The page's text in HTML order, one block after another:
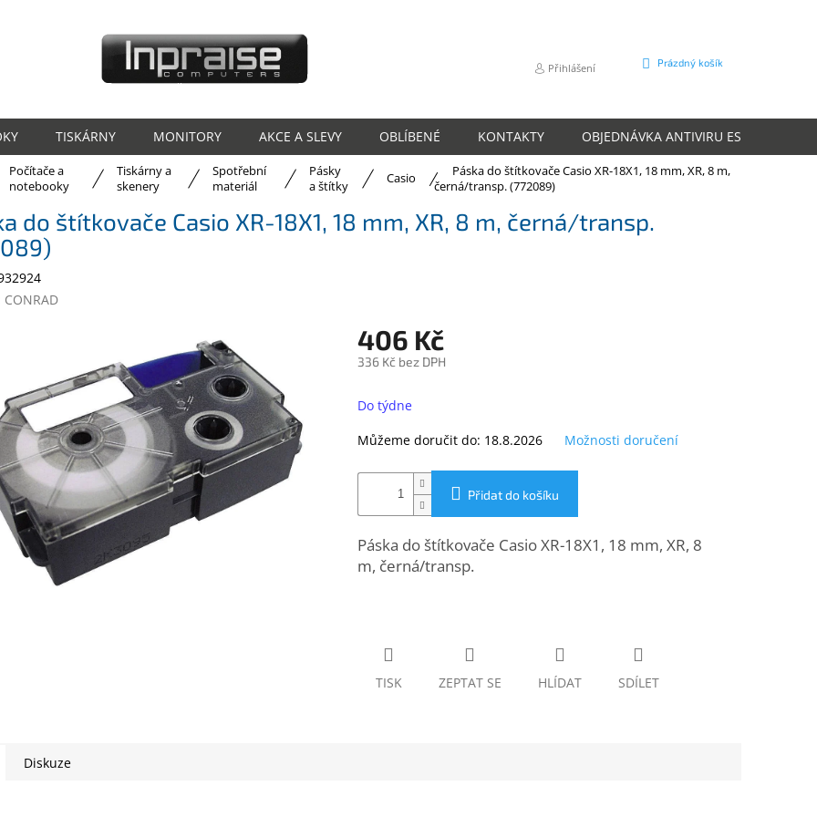
Přihlášení
NÁKUPNÍ
Prázdný košík
TISKÁRNY MONITORY AKCE A SLEVY OBLÍBENÉ KONTAKTY OBJEDNÁVKA ANTIVIRU ESET
Počítače a
notebooky
Tiskárny a
skenery
Spotřební
materiál
Pásky
a štítky
Casio
Páska do štítkovače Casio XR-18X1, 18 mm, XR, 8 m,
černá/transp. (772089)
do štítkovače Casio XR-18X1, 18 mm, XR, 8 m, černá/transp.
CONRAD
406 Kč
336 Kč bez DPH
cena:
Do týdne
Můžeme doručit do: 18.8.2026 Možnosti doručení
Přidat do košíku
Páska do štítkovače Casio XR-18X1, 18 mm, XR, 8
m, černá/transp.
TISK ZEPTAT SE HLÍDAT SDÍLET
Diskuze